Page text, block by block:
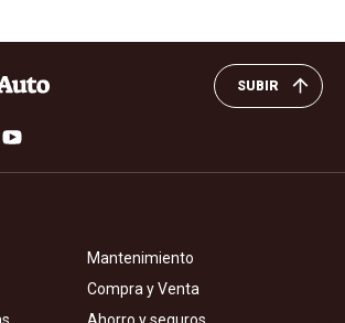
SUBIR
Mantenimiento
Compra y Venta